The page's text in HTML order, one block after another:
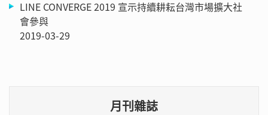
LINE CONVERGE 2019 宣示持續耕耘台灣市場擴大社
會參與
2019-03-29
月刊雜誌